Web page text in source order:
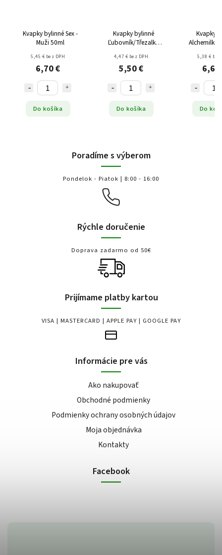
Kvapky bylinné Sex -
Muži 50ml
5,45 € bez DPH
6,70 €
Do košíka
Kvapky bylinné
Ľubovník/Třezalka
4,47 € bez DPH
5,50 €
Do košíka
Kvapky
Alchemilka
5,38 € bez
6,62
Do
Poradíme s výberom
Pondelok - Piatok | 8:00 - 16:00
Rýchle doručenie
Doprava zadarmo od 50€
Prijímame platby kartou
VISA | MASTERCARD | APPLE PAY | GOOGLE PAY
Informácie pre vás
Ako nakupovať
Obchodné podmienky
Podmienky ochrany osobných údajov
Moja objednávka
Kontakty
Facebook